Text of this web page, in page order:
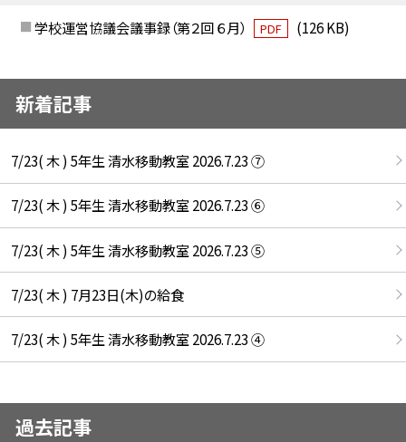
学校運営協議会議事録（第２回 ６月） PDF (126 KB)
新着記事
7/23( 木 ) 5年生 清水移動教室 2026.7.23 ⑦
7/23( 木 ) 5年生 清水移動教室 2026.7.23 ⑥
7/23( 木 ) 5年生 清水移動教室 2026.7.23 ⑤
7/23( 木 ) 7月23日(木)の給食
7/23( 木 ) 5年生 清水移動教室 2026.7.23 ④
過去記事